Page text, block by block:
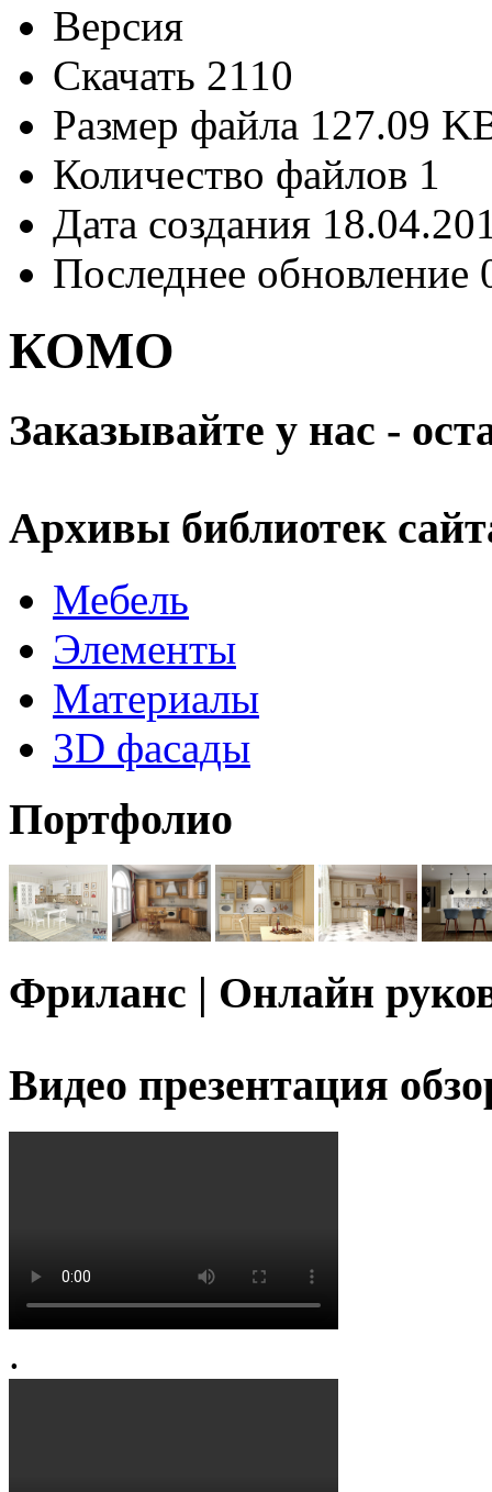
Версия
Скачать 2110
Размер файла 127.09
Количество файлов 1
Дата создания
Последнее обновление
КОМО
Заказывайте у нас -
Архивы библиотек
Мебель
Элементы
Материалы
3D фасады
Портфолио
Фриланс | Онлайн
Видео презентация
.